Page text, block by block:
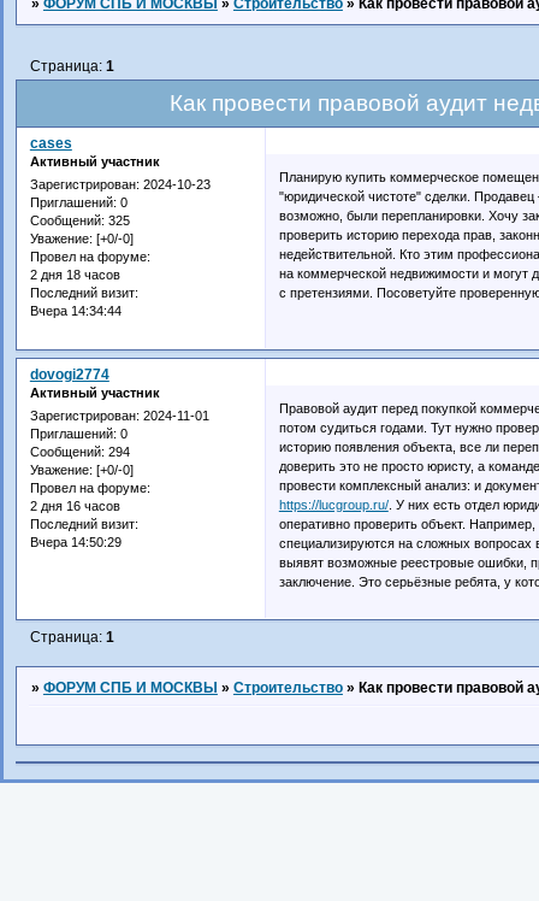
» ФОРУМ СПБ И МОСКВЫ » Строительство » Как провести правовой
Как провести правовой аудит
Страница: 1
cases
Активный участник
Зарегистрирован: 2024-10-23
Приглашений: 0
Сообщений: 325
Уважение: [+0/-0]
Провел на форуме:
2 дня 18 часов
Последний визит:
Вчера 14:34:44
Планирую купить коммерческое
"юридической чистоте" сделки.
возможно, были перепланировки. Хочу
проверить историю перехода прав,
недействительной. Кто этим
на коммерческой недвижимости и могут
с претензиями. Посоветуйте
dovogi2774
Активный участник
Зарегистрирован: 2024-11-01
Приглашений: 0
Сообщений: 294
Уважение: [+0/-0]
Провел на форуме:
2 дня 16 часов
Последний визит:
Вчера 14:50:29
Правовой аудит перед покупкой
потом судиться годами. Тут нужно
историю появления объекта, все ли
доверить это не просто юристу, а
провести комплексный анализ: и
https://lucgroup.ru/. У них есть отдел
оперативно проверить объект.
специализируются на сложных вопросах
выявят возможные реестровые ошибки,
заключение. Это серьёзные ребята, у
Страница: 1
» ФОРУМ СПБ И МОСКВЫ » Строительство » Как провести правовой